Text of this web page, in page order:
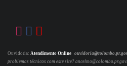
Ouvidoria: Atendimento Online
problemas técnicos com este site?